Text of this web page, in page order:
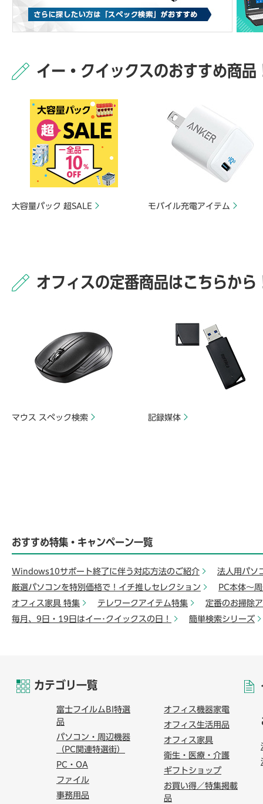
イー・クイックスのおすすめ商品
大容量パック 超SALE モバイル充電アイテム
オフィスの定番商品はこちらから
マウス スペック検索 記録媒体
おすすめ特集・キャンペーン一覧
Windows10サポート終了に伴う対応方法のご紹介
法人用パソ
厳選パソコンを特別価格で！イチ推しセレクション
PC本体～
オフィス家具 特集
テレワークアイテム特集
定番のお掃除
毎月、9日・19日はイー･クイックスの日！
簡単検索シリーズ
カテゴリ一覧
富士フイルムBI特選
品
パソコン・周辺機器
（PC関連特選街）
PC・OA
ファイル
事務用品
オフィス機器家電
オフィス生活用品
オフィス家具
衛生・医療・介護
ギフトショップ
お買い得／特集掲載
品